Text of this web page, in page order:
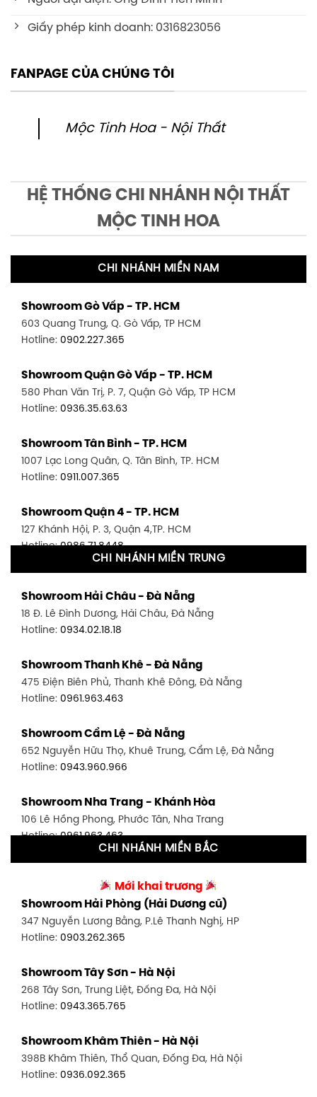
Giấy phép kinh doanh: 0316823056
FANPAGE CỦA CHÚNG TÔI
Mộc Tinh Hoa - Nội Thất
HỆ THỐNG CHI NHÁNH NỘI THẤT
MỘC TINH HOA
CHI NHÁNH MIỀN NAM
Showroom Gò Vấp - TP. HCM
603 Quang Trung, Q. Gò Vấp, TP HCM
Hotline: 0902.227.365
Showroom Quận Gò Vấp - TP. HCM
580 Phan Văn Trị, P. 7, Quận Gò Vấp, TP HCM
Hotline: 0936.35.63.63
Showroom Tân Bình - TP. HCM
1007 Lạc Long Quân, Q. Tân Bình, TP. HCM
Hotline: 0911.007.365
Showroom Quận 4 - TP. HCM
127 Khánh Hội, P. 3, Quận 4,TP. HCM
Hotline:0986.71.8448
1411 Đường 3/2, P. 16, Quận 11, TP. HCM
Hotline:0906.256.759
1448 Huỳnh Tấn Phát, Phú Thuận, Quận 7, TP HCM
Hotline:0946.480.580
348 Đ. Bạch Đằng, P. 14, Bình Thạnh, TP HCM
Hotline:0902.716.230
591 Hoàng Văn Thụ, P. 4, Tân Bình, TP HCM
Hotline:0906.256.759
0986.71.8448
Showroom Thuận An - Bình Dương
66 đường DT743, An Phú, Thuận An, Bình Dương
Showroom Biên Hòa - Đồng Nai
452 Nguyễn Ái Quốc, Tân Tiến, TP. Biên Hòa, Đồng Nai
CHI NHÁNH MIỀN TRUNG
Showroom Hải Châu - Đà Nẵng
18 Đ. Lê Đình Dương, Hải Châu, Đà Nẵng
Hotline: 0934.02.18.18
Showroom Thanh Khê - Đà Nẵng
475 Điện Biên Phủ, Thanh Khê Đông, Đà Nẵng
Hotline: 0961.963.463
Showroom Cẩm Lệ - Đà Nẵng
652 Nguyễn Hữu Thọ, Khuê Trung, Cẩm Lệ, Đà Nẵng
Hotline: 0943.960.966
Showroom Nha Trang - Khánh Hòa
106 Lê Hồng Phong, Phước Tân, Nha Trang
Hotline:0961.963.463
27-29 Nguyễn Sỹ Sách, Hưng Bình, TP Vinh, Nghệ An
Hotline:0943.960.966
Showroom Buôn Ma Thuột
Hotline:0934.02.18.18
CHI NHÁNH MIỀN BẮC
Mới khai trương
Showroom Hải Phòng (Hải Dương cũ)
347 Nguyễn Lương Bằng, P.Lê Thanh Nghị, HP
Hotline: 0903.262.365
Showroom Tây Sơn - Hà Nội
268 Tây Sơn, Trung Liệt, Đống Đa, Hà Nội
Hotline: 0943.365.765
Showroom Khâm Thiên - Hà Nội
398B Khâm Thiên, Thổ Quan, Đống Đa, Hà Nội
Hotline: 0936.092.365